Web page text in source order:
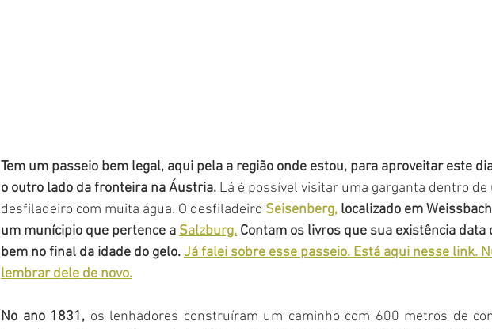
Tem um passeio bem legal, aqui pela a região onde estou, para aproveitar este
o outro lado da fronteira na Áustria. Lá é possível visitar uma garganta dentro de
desfiladeiro com muita água. O desfiladeiro Seisenberg, localizado em
um munícipio que pertence a Salzburg. Contam os livros que sua existência data
bem no final da idade do gelo. Já falei sobre esse passeio. Está aqui nesse link.
lembrar dele de novo.
No ano 1831, os lenhadores construíram um caminho com 600 metros de